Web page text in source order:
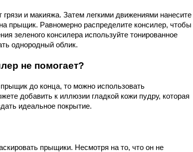
и макияжа. Затем легкими движениями нанесите
прыщик. Равномерно распределите консилер, чтобы
зеленого консилера используйте тонированное
однородный облик.
не помогает?
до конца, то можно использовать
добавить к иллюзии гладкой кожи пудру, которая
идеальное покрытие.
прыщики. Несмотря на то, что он не